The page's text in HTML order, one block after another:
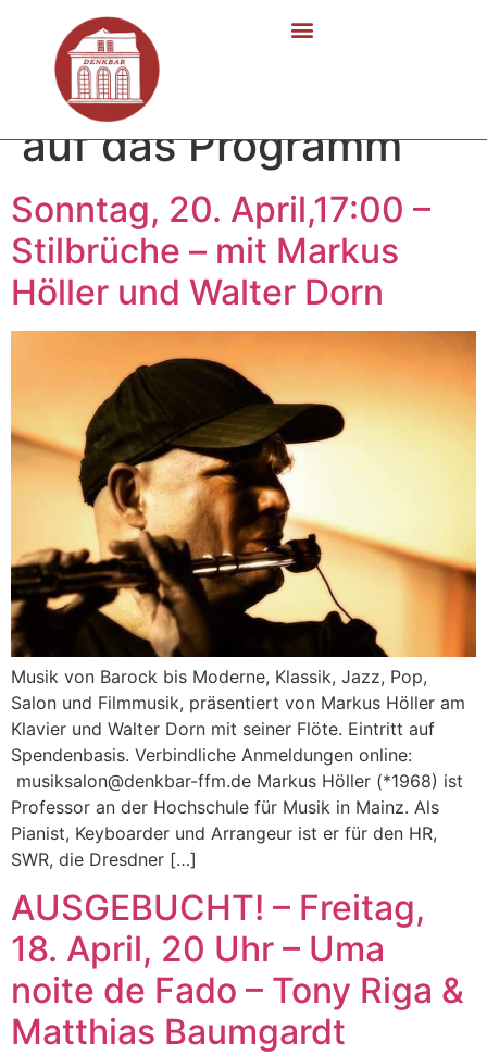
Kategorie:
auf das Programm
Sonntag, 20. April,17:00 –
Stilbrüche – mit Markus
Höller und Walter Dorn
Musik von Barock bis Moderne, Klassik, Jazz, Pop,
Salon und Filmmusik, präsentiert von Markus Höller am
Klavier und Walter Dorn mit seiner Flöte. Eintritt auf
Spendenbasis. Verbindliche Anmeldungen online:
musiksalon@denkbar-ffm.de Markus Höller (*1968) ist
Professor an der Hochschule für Musik in Mainz. Als
Pianist, Keyboarder und Arrangeur ist er für den HR,
SWR, die Dresdner […]
AUSGEBUCHT! – Freitag,
18. April, 20 Uhr – Uma
noite de Fado – Tony Riga &
Matthias Baumgardt